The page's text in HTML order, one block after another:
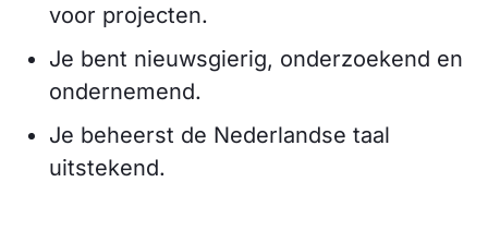
voor projecten.
Je bent nieuwsgierig, onderzoekend en
ondernemend.
Je beheerst de Nederlandse taal
uitstekend.